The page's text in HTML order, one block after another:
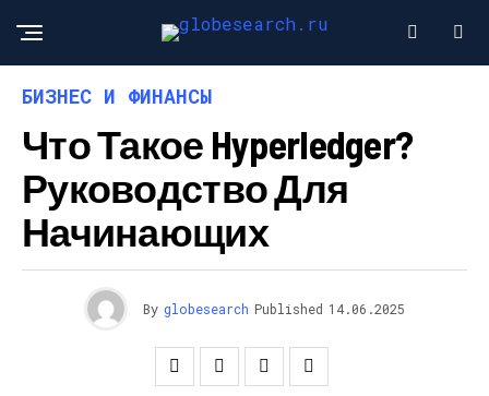
БИЗНЕС И ФИНАНСЫ
Что Такое Hyperledger?
Руководство Для
Начинающих
By globesearch Published 14.06.2025